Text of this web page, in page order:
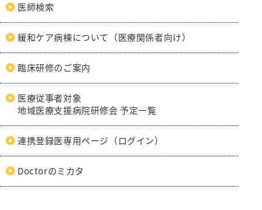
眼科
耳鼻咽喉科
放射線科
歯科口腔外科
リハビリテーション科
麻酔科
救急科
医師検索
緩和ケア病棟について（医療関係者向け）
臨床研修のご案内
医療従事者対象
地域医療支援病院研修会 予定一覧
連携登録医専用ページ（ログイン）
Doctorのミカタ